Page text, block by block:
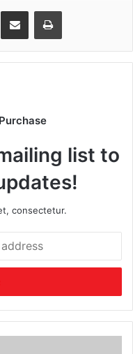
Share via Email Print
list to
consectetur.